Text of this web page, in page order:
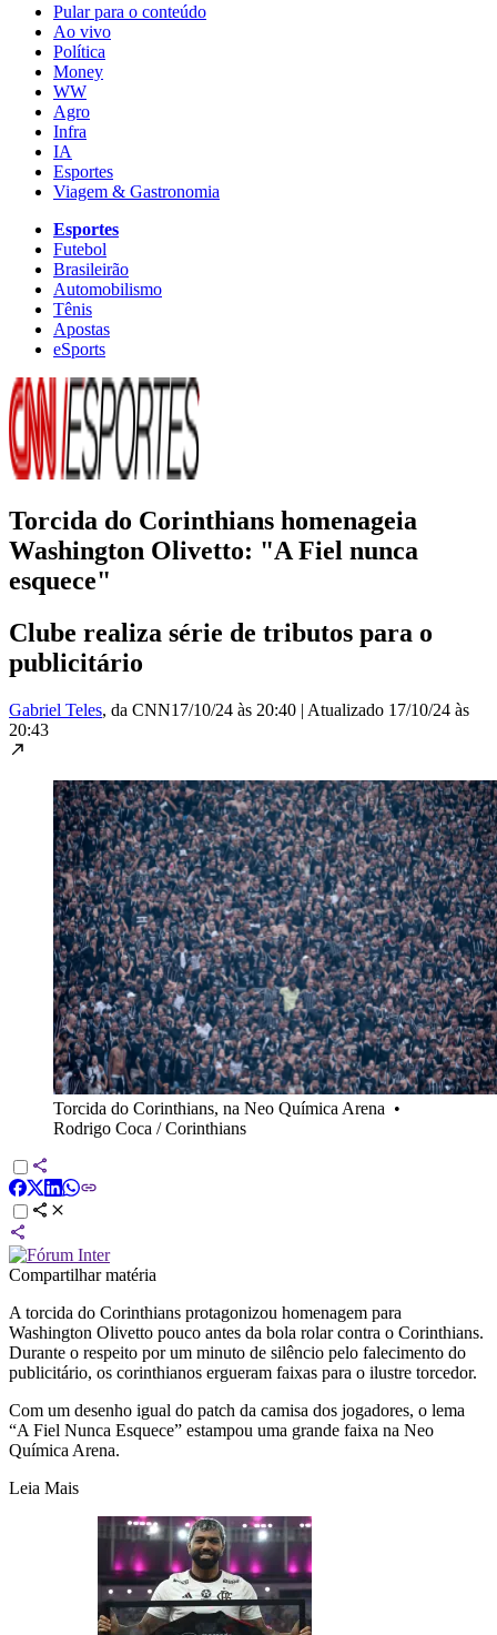
Pular para o conteúdo
Ao vivo
Política
Money
WW
Agro
Infra
IA
Esportes
Viagem & Gastronomia
Esportes
Futebol
Brasileirão
Automobilismo
Tênis
Apostas
eSports
Torcida do Corinthians homenageia
Washington Olivetto: "A Fiel nunca
esquece"
Clube realiza série de tributos para o
publicitário
Gabriel Teles, da CNN17/10/24 às 20:40 | Atualizado 17/10/24 às
20:43
Torcida do Corinthians, na Neo Química Arena •
Rodrigo Coca / Corinthians
Compartilhar matéria
A torcida do Corinthians protagonizou homenagem para
Washington Olivetto pouco antes da bola rolar contra o Corinthians.
Durante o respeito por um minuto de silêncio pelo falecimento do
publicitário, os corinthianos ergueram faixas para o ilustre torcedor.
Com um desenho igual do patch da camisa dos jogadores, o lema
“A Fiel Nunca Esquece” estampou uma grande faixa na Neo
Química Arena.
Leia Mais